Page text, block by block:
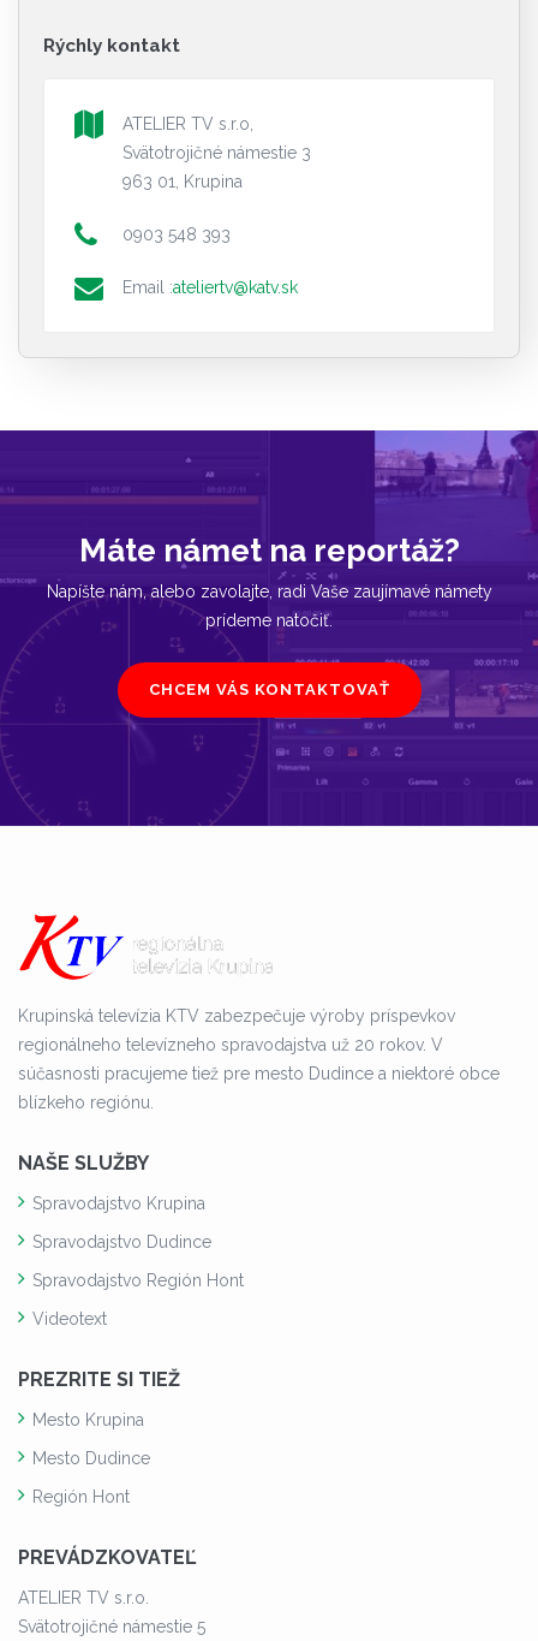
Rýchly kontakt
ATELIER TV s.r.o,
Svätotrojičné námestie 3
963 01, Krupina
0903 548 393
Email :ateliertv@katv.sk
Máte námet na reportáž?
Napíšte nám, alebo zavolajte, radi Vaše zaujímavé námety
prídeme natočiť.
CHCEM VÁS KONTAKTOVAŤ
Krupinská televízia KTV zabezpečuje výroby príspevkov
regionálneho televízneho spravodajstva už 20 rokov. V
súčasnosti pracujeme tiež pre mesto Dudince a niektoré obce
blízkeho regiónu.
NAŠE SLUŽBY
Spravodajstvo Krupina
Spravodajstvo Dudince
Spravodajstvo Región Hont
Videotext
PREZRITE SI TIEŽ
Mesto Krupina
Mesto Dudince
Región Hont
PREVÁDZKOVATEĽ
ATELIER TV s.r.o.
Svätotrojičné námestie 5